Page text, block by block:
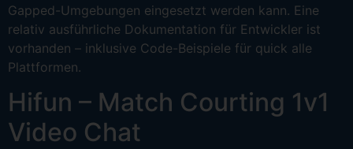
Gapped-Umgebungen eingesetzt werden kann. Eine
relativ ausführliche Dokumentation für Entwickler ist
vorhanden – inklusive Code-Beispiele für quick alle
Plattformen.
Hifun – Match Courting 1v1
Video Chat